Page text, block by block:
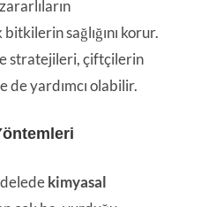
sağlığını korur.
stratejileri, çiftçilerin
yardımcı olabilir.
kimyasal